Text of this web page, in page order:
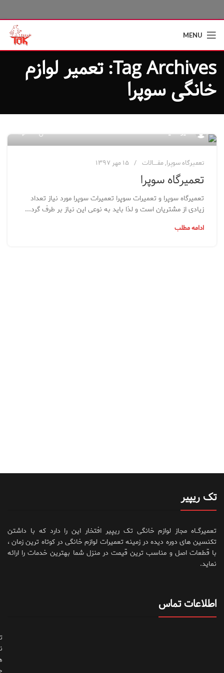
MENU
Tag Archives: تعمیر لوازم
خانگی سوپرا
مدیر سایت
تعمیرگاه سوپرا,مقــــالات ۱۵ مهر ۱۳۹۷
تعمیرگاه سوپرا
تعمیرگاه سوپرا و تعمیرات سوپرا تعمیرات سوپرا مورد نیاز تعداد
زیادی از مشتریان است و لذا باید به نوعی این نیاز بر طرف گرد...
ادامه مطلب
تک ریپیر
تعمیرگــاه مجاز لوازم خانگی تک ریپیر افتخار این را دارد که با داشتن
تکنسین های دوره دیده در زمینه تعمیرات لوازم خانگی در کوتاه ترین زمان ،
با قطعات اصل و مناسب ترین قیمت در منزل شما بهترین خدمات را ارائه
نماید.
اطلاعات تماس